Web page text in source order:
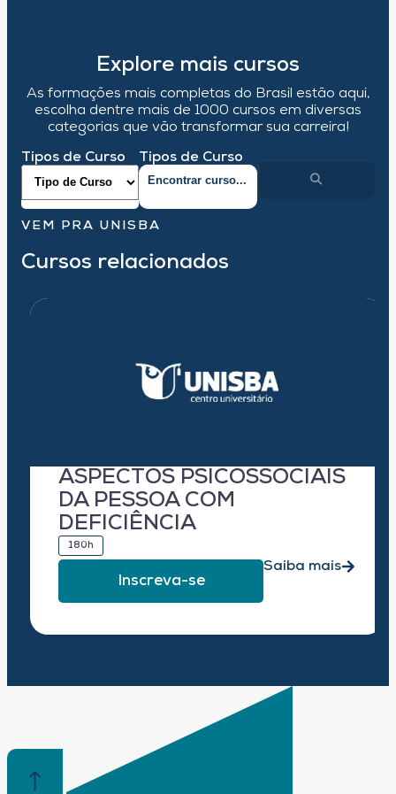
Explore mais cursos
As formações mais completas do Brasil estão aqui,
escolha dentre mais de 1000 cursos em diversas
categorias que vão transformar sua carreira!
Tipos de Curso Tipos de Curso
VEM PRA UNISBA
Cursos relacionados
ASPECTOS PSICOSSOCIAIS
DA PESSOA COM
DEFICIÊNCIA
180h
Inscreva-se
Saiba mais